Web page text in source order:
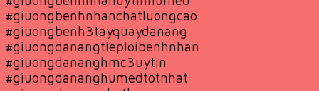
#giuongbenhnhanchatluongcao
#giuongbenh3tayquaydanang
#giuongdanangtieploibenhnhan
#giuongdananghmc3uytin
#giuongdananghumedtotnhat